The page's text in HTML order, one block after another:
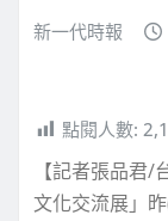
新一代時報
點閱人數:
【記者張品君
文化交流展」